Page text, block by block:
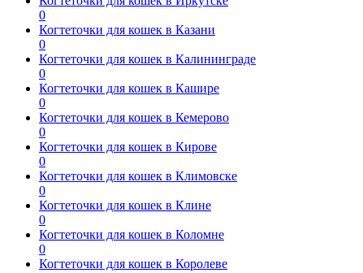
0
Когтеточки для кошек в Казани
0
Когтеточки для кошек в Калининграде
0
Когтеточки для кошек в Кашире
0
Когтеточки для кошек в Кемерово
0
Когтеточки для кошек в Кирове
0
Когтеточки для кошек в Климовске
0
Когтеточки для кошек в Клине
0
Когтеточки для кошек в Коломне
0
Когтеточки для кошек в Королеве